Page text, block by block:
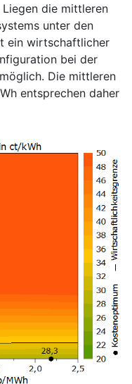
die mittleren
unter den
ein wirtschaftlicher
bei der
Die mittleren
entsprechen daher